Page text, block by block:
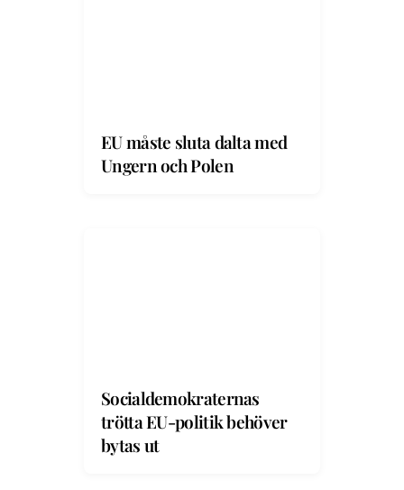
EU måste sluta dalta med
Ungern och Polen
Socialdemokraternas
trötta EU-politik behöver
bytas ut